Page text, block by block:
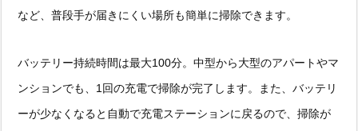
など、普段手が届きにくい場所も簡単に掃除できます。
バッテリー持続時間は最大100分。中型から大型のアパートやマ
ンションでも、1回の充電で掃除が完了します。また、バッテリ
ーが少なくなると自動で充電ステーションに戻るので、掃除が